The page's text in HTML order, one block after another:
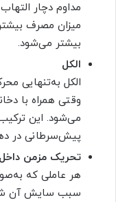
مداوم دچار
میزان مصرف
بیشتر می‌شود.
الکل
الکل به‌تنهایی
وقتی همراه با
می‌شود. این
پیش‌سرطانی در
تحریک مزمن
هر عاملی که
سبب سایش آن